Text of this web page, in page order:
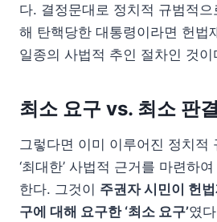
다. 결정문대로 정치적 규범적
해 탄핵당한 대통령이라면 헌법
일종의 사법적 추인 절차인 것이
최소 요구 vs. 최소 판결
그렇다면 이미 이루어진 정치적
‘최대한’ 사법적 근거를 마련하
한다. 그것이 주권자 시민이 헌
구에 대해 요구한 ‘최소 요구’였